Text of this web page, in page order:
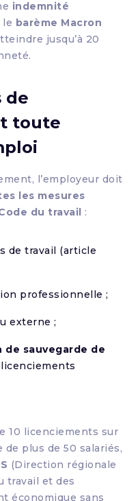
indemnité
le barème Macron
jusqu’à 20
de
toute
l’employeur doit
les mesures
du travail :
de travail (article
professionnelle ;
externe ;
de sauvegarde de
10 licenciements sur
plus de 50 salariés,
(Direction régionale
travail et des
économique sans